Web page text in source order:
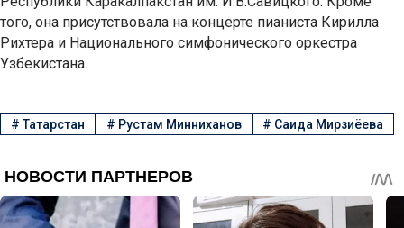
того, она присутствовала на концерте пианиста Кирилла
Рихтера и Национального симфонического оркестра
Узбекистана.
#Татарстан # Рустам Минниханов # Саида Мирзиёева